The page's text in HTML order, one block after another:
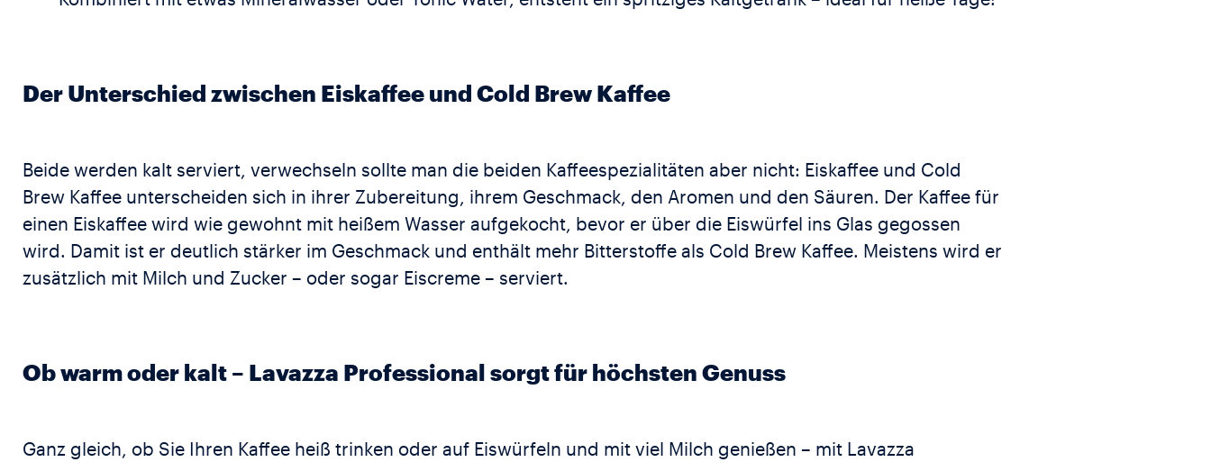
Der Unterschied zwischen Eiskaffee und Cold Brew Kaffee
Beide werden kalt serviert, verwechseln sollte man die beiden Kaffeespezialitäten aber nicht: Eiskaffee und Cold
Brew Kaffee unterscheiden sich in ihrer Zubereitung, ihrem Geschmack, den Aromen und den Säuren. Der Kaffee für
einen Eiskaffee wird wie gewohnt mit heißem Wasser aufgekocht, bevor er über die Eiswürfel ins Glas gegossen
wird. Damit ist er deutlich stärker im Geschmack und enthält mehr Bitterstoffe als Cold Brew Kaffee. Meistens wird er
zusätzlich mit Milch und Zucker – oder sogar Eiscreme – serviert.
Ob warm oder kalt – Lavazza Professional sorgt für höchsten Genuss
Ganz gleich, ob Sie Ihren Kaffee heiß trinken oder auf Eiswürfeln und mit viel Milch genießen – mit Lavazza